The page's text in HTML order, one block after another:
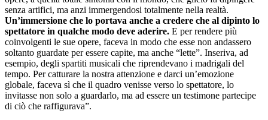
senza artifici, ma anzi immergendosi totalmente nella realtà.
Un’immersione che lo portava anche a credere che al dipinto lo
spettatore in qualche modo deve aderire. E per rendere più
coinvolgenti le sue opere, faceva in modo che esse non andassero
soltanto guardate per essere capite, ma anche “lette”. Inseriva, ad
esempio, degli spartiti musicali che riprendevano i madrigali del
tempo. Per catturare la nostra attenzione e darci un’emozione
globale, faceva sì che il quadro venisse verso lo spettatore, lo
invitasse non solo a guardarlo, ma ad essere un testimone partecipe
di ciò che raffigurava”.